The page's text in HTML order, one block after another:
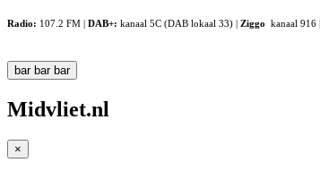
Radio: 107.2 FM | DAB+: kanaal 5C (DAB lokaal 33) | Ziggo kanaal 916 |
bar bar bar
Midvliet.nl
×